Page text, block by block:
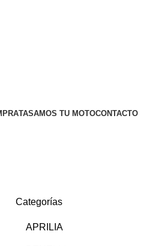
TASAMOS TU MOTOCONTACTO
Categorías
APRILIA